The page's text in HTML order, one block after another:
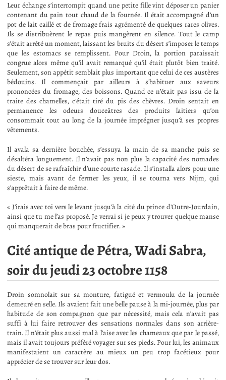
Leur échange s’interrompit quand une petite fille vint déposer un panier
contenant du pain tout chaud de la fournée. Il était accompagné d’un
pot de lait caillé et de fromage frais agrémenté de quelques rares olives.
Ils se distribuèrent le repas puis mangèrent en silence. Tout le camp
s’était arrêté un moment, laissant les bruits du désert s’imposer le temps
que les estomacs se remplissent. Pour Droin, la portion paraissait
congrue alors même qu’il avait remarqué qu’il était plutôt bien traité.
Seulement, son appétit semblait plus important que celui de ces austères
bédouins. Il commençait par ailleurs à s’habituer aux saveurs
prononcées du fromage, des boissons. Quand ce n’était pas issu de la
traite des chamelles, c’était tiré du pis des chèvres. Droin sentait en
permanence les odeurs douceâtres des produits laitiers qu’on
consommait tout au long de la journée imprégner jusqu’à ses propres
vêtements.
Il avala sa dernière bouchée, s’essuya la main de sa manche puis se
désaltéra longuement. Il n’avait pas non plus la capacité des nomades
du désert de se rafraîchir d’une courte rasade. Il s’installa alors pour une
sieste, mais avant de fermer les yeux, il se tourna vers Nijm, qui
s’apprêtait à faire de même.
« J’irais avec toi vers le levant jusqu’à la cité du prince d’Outre-Jourdain,
ainsi que tu me l’as proposé. Je verrai si je peux y trouver quelque manse
qui manquerait de bras pour fructifier. »
Cité antique de Pétra, Wadi Sabra,
soir du jeudi 23 octobre 1158
Droin somnolait sur sa monture, fatigué et vermoulu de la journée
demeuré en selle. Ils avaient fait une belle pause à la mi-journée, plus par
habitude de son compagnon que par nécessité, mais cela n’avait pas
suffi à lui faire retrouver des sensations normales dans son arrière-
train. Il n’était plus aussi mal à l’aise avec les chameaux que par le passé,
mais il avait toujours préféré voyager sur ses pieds. Pour lui, les animaux
manifestaient un caractère au mieux un peu trop facétieux pour
apprécier de se trouver sur leur dos.